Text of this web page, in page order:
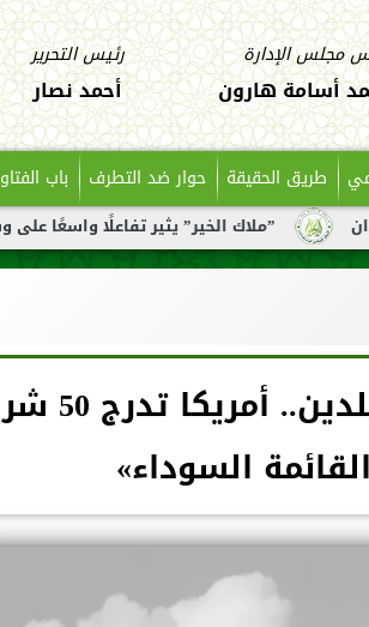
مجلس الإدارة
أسامة هارون
رئيس التحرير
أحمد نصار
طريق الحقيقة حوار ضد التطرف باب
الخير” يثير تفاعلًا واسعًا على وسائل
في تصعيد للحرب
السوداء»